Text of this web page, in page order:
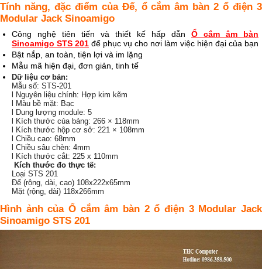
Tính năng, đặc điểm của Đế, ổcắm âm bàn 2 ổ điện 3
Modular Jack Sinoamigo
Công nghệ tiên tiến và thiết kế hấp dẫn Ổ cắm âm bàn
Sinoamigo STS 201 để phục vụ cho nơi làm việc hiện đại của bạn
Bật nắp, an toàn, tiện lợi và im lặng
Mẫu mã hiện đại, đơn giản, tinh tế
Dữ liệu cơ bản:
Mẫu số: STS-201
l Nguyên liệu chính: Hợp kim kẽm
l Màu bề mặt: Bạc
l Dung lượng module: 5
l Kích thước của bảng: 266 × 118mm
l Kích thước hộp cơ sở: 221 × 108mm
l Chiều cao: 68mm
l Chiều sâu chèn: 4mm
l Kích thước cắt: 225 x 110mm
Kích thước đo thực tế:
Loại STS 201
Đế (rộng, dài, cao) 108x222x65mm
Mặt (rộng, dài) 118x266mm
Hình ảnh của Ổ cắm âm bàn 2 ổ điện 3 Modular Jack
Sinoamigo STS 201